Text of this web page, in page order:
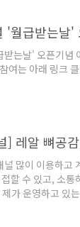
★ 이벤트는 이번
ch/
는날' 오픈기념
여는 아래 링크
ch/
많이 이용하고
할 수 있고, 소통
가 운영하고 있
및 추천해봅니다.